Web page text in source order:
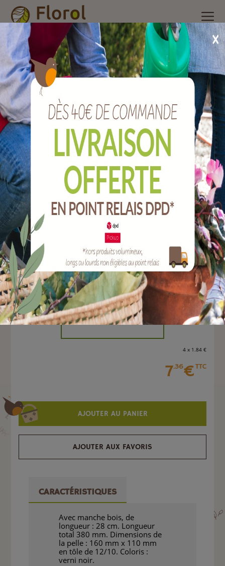
Accueil Nos produits /Produits et accessoires de cheminée/
Cheminée
Pelle à cendre.
Pelle à cendre.
Ref :
B1083024
EAN :3287661083024
Marque :
SOERGEN Distribution
Quantité :
Unité
-
4 x 1 .84€
7.36€TTC
AJOUTER AU PANIER
AJOUTER AUX FAVORIS
CARACTÉRISTIQUES
Avec manche bois, de
longueur : 28 cm. Longueur
total 380 mm. Dimensions de
la pelle : 160 mm x 110 mm
en tôle de 12/10. Coloris :
verni noir.